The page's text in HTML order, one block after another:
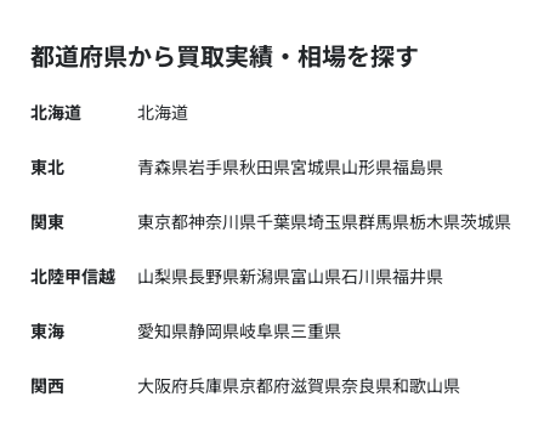
都道府県から買取実績・相場を探す
北海道 北海道
東北 青森県岩手県秋田県宮城県山形県福島県
関東 東京都神奈川県千葉県埼玉県群馬県栃木県茨城県
北陸甲信越 山梨県長野県新潟県富山県石川県福井県
東海 愛知県静岡県岐阜県三重県
関西 大阪府兵庫県京都府滋賀県奈良県和歌山県